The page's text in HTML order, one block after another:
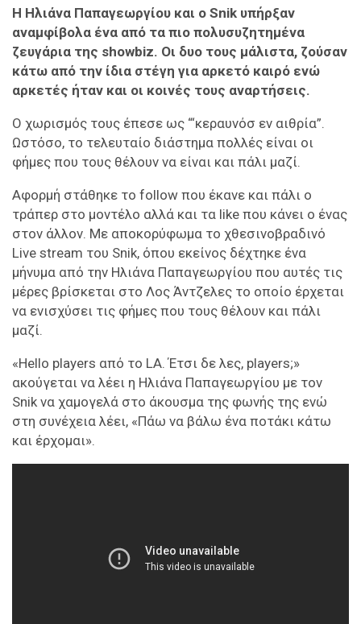
Η Ηλιάνα Παπαγεωργίου και ο Snik υπήρξαν
αναμφίβολα ένα από τα πιο πολυσυζητημένα
ζευγάρια της showbiz. Οι δυο τους μάλιστα, ζούσαν
κάτω από την ίδια στέγη για αρκετό καιρό ενώ
αρκετές ήταν και οι κοινές τους αναρτήσεις.
Ο χωρισμός τους έπεσε ως “‘κεραυνόσ εν αιθρία”.
Ωστόσο, το τελευταίο διάστημα πολλές είναι οι
φήμες που τους θέλουν να είναι και πάλι μαζί.
Αφορμή στάθηκε το follow που έκανε και πάλι ο
τράπερ στο μοντέλο αλλά και τα like που κάνει ο ένας
στον άλλον. Με αποκορύφωμα το χθεσινοβραδινό
Live stream του Snik, όπου εκείνος δέχτηκε ένα
μήνυμα από την Ηλιάνα Παπαγεωργίου που αυτές τις
μέρες βρίσκεται στο Λος Άντζελες το οποίο έρχεται
να ενισχύσει τις φήμες που τους θέλουν και πάλι
μαζί.
«Hello players από το LA. Έτσι δε λες, players;»
ακούγεται να λέει η Ηλιάνα Παπαγεωργίου με τον
Snik να χαμογελά στο άκουσμα της φωνής της ενώ
στη συνέχεια λέει, «Πάω να βάλω ένα ποτάκι κάτω
και έρχομαι».